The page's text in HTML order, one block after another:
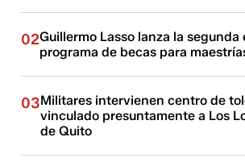
02Guillermo Lasso lanza la segunda
programa de becas para
03Militares intervienen centro de
vinculado presuntamente a Los
de Quito